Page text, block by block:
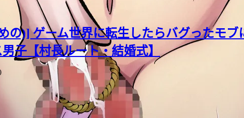
の)] ゲーム世界に転生したらバグったモブ
子【村長ルート・結婚式】